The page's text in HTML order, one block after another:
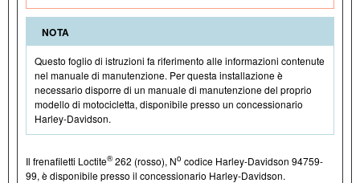
NOTA
Questo foglio di istruzioni fa riferimento alle informazioni contenute
nel manuale di manutenzione. Per questa installazione è
necessario disporre di un manuale di manutenzione del proprio
modello di motocicletta, disponibile presso un concessionario
Harley-Davidson.
Il frenafiletti Loctite®262 (rosso), No codice Harley-Davidson 94759-
99, è disponibile presso il concessionario Harley-Davidson.